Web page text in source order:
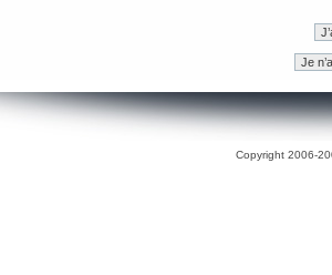
Copyright 2006-